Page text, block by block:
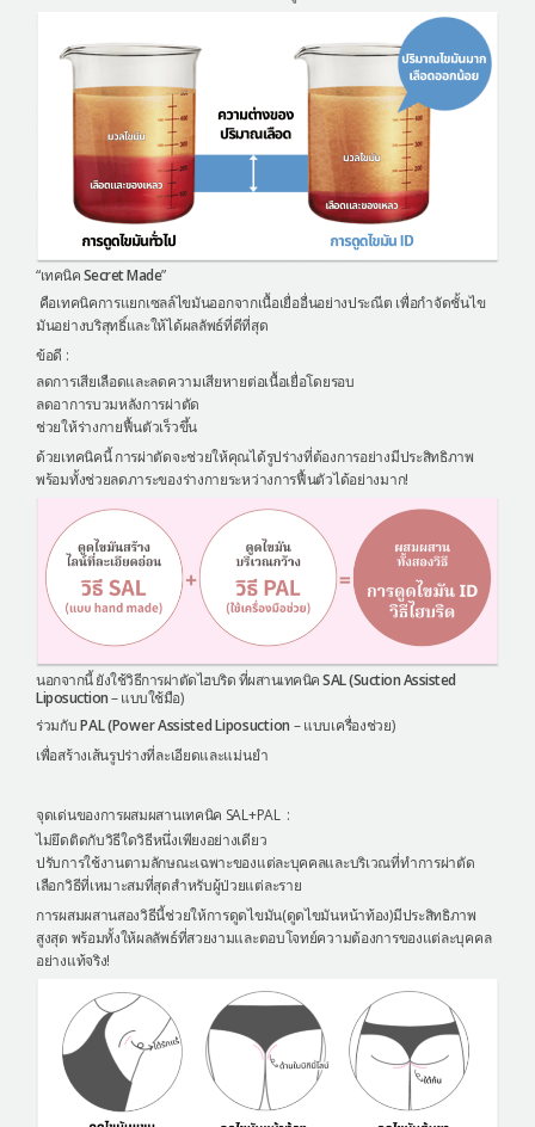
“เทคนิคSecret Made”
คือเทคนิคการแยกเซลล์ไขมันออกจากเนื้อเยื่ออื่นอย่างประณีต เพื่อกำจัดชั้นไข
มันอย่างบริสุทธิ์และให้ได้ผลลัพธ์ที่ดีที่สุด
ข้อดี :
ลดการเสียเลือดและลดความเสียหายต่อเนื้อเยื่อโดยรอบ
ลดอาการบวมหลังการผ่าตัด
ช่วยให้ร่างกายฟื้นตัวเร็วขึ้น
ด้วยเทคนิคนี้ การผ่าตัดจะช่วยให้คุณได้รูปร่างที่ต้องการอย่างมีประสิทธิภาพ
พร้อมทั้งช่วยลดภาระของร่างกายระหว่างการฟื้นตัวได้อย่างมาก!
นอกจากนี้ ยังใช้วิธีการผ่าตัดไฮบริด ที่ผสานเทคนิคSAL (Suction Assisted
Liposuction– แบบใช้มือ)
ร่วมกับPAL (Power Assisted Liposuction – แบบเครื่องช่วย)
เพื่อสร้างเส้นรูปร่างที่ละเอียดและแม่นยำ
จุดเด่นของการผสมผสานเทคนิค SAL+PAL :
ไม่ยึดติดกับวิธีใดวิธีหนึ่งเพียงอย่างเดียว
ปรับการใช้งานตามลักษณะเฉพาะของแต่ละบุคคลและบริเวณที่ทำการผ่าตัด
เลือกวิธีที่เหมาะสมที่สุดสำหรับผู้ป่วยแต่ละราย
การผสมผสานสองวิธีนี้ช่วยให้การดูดไขมัน(ดูดไขมันหน้าท้อง)มีประสิทธิภาพ
สูงสุด พร้อมทั้งให้ผลลัพธ์ที่สวยงามและตอบโจทย์ความต้องการของแต่ละบุคคล
อย่างแท้จริง!